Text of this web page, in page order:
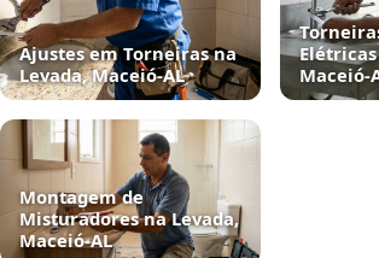
Ajustes em Torneiras na
Levada, Maceió‑AL
Montagem de
Misturadores na Levada,
Maceió‑AL